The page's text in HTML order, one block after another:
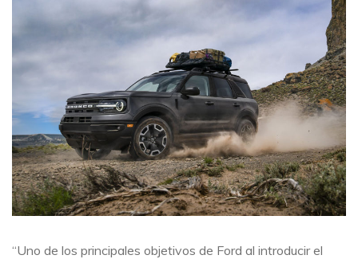
“Uno de los principales objetivos de Ford al introducir el